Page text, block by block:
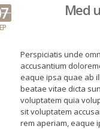
Med
Perspiciatis unde
accusantium
eaque ipsa quae ab
beatae vitae dicta
voluptatem quia
sit voluptatem
rem aperiam, eaque